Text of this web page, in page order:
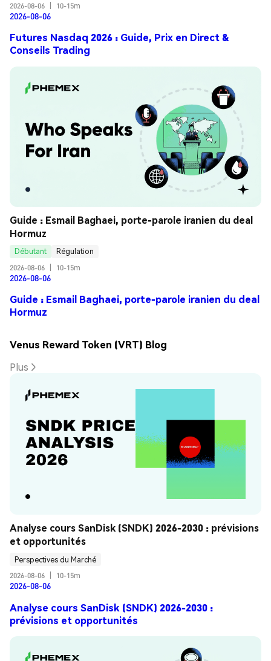
2026-08-06
10-15m
2026-08-06
Futures Nasdaq 2026 : Guide, Prix en Direct &
Conseils Trading
Guide : Esmail Baghaei, porte-parole iranien du deal
Hormuz
Débutant
Régulation
2026-08-06
10-15m
2026-08-06
Guide : Esmail Baghaei, porte-parole iranien du deal
Hormuz
Venus Reward Token (VRT) Blog
Plus
Analyse cours SanDisk (SNDK) 2026-2030 : prévisions
et opportunités
Perspectives du Marché
2026-08-06
10-15m
2026-08-06
Analyse cours SanDisk (SNDK) 2026-2030 :
prévisions et opportunités